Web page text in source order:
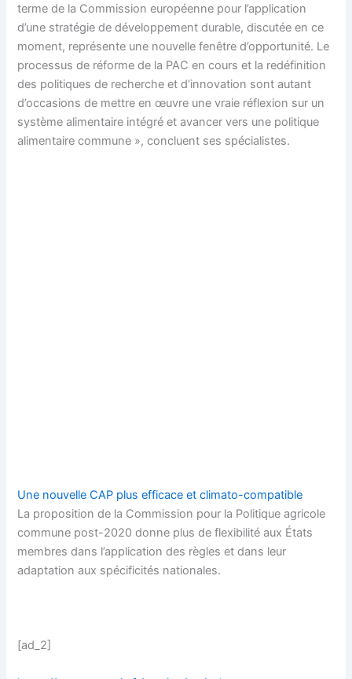
terme de la Commission européenne pour l’application
d’une stratégie de développement durable, discutée en ce
moment, représente une nouvelle fenêtre d’opportunité. Le
processus de réforme de la PAC en cours et la redéfinition
des politiques de recherche et d’innovation sont autant
d’occasions de mettre en œuvre une vraie réflexion sur un
système alimentaire intégré et avancer vers une politique
alimentaire commune », concluent ses spécialistes.
Une nouvelle CAP plus efficace et climato-compatible
La proposition de la Commission pour la Politique agricole
commune post-2020 donne plus de flexibilité aux États
membres dans l’application des règles et dans leur
adaptation aux spécificités nationales.
[ad_2]